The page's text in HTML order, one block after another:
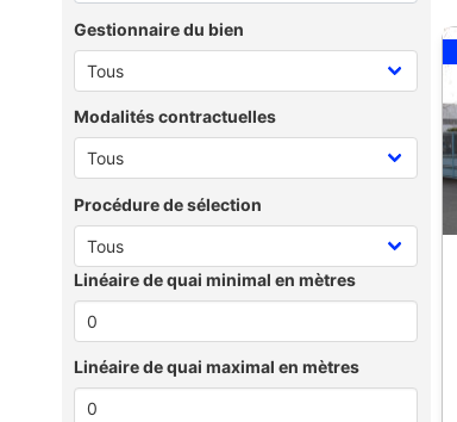
Gestionnaire du bien
Modalités contractuelles
Procédure de sélection
Linéaire de quai minimal en mètres
Linéaire de quai maximal en mètres